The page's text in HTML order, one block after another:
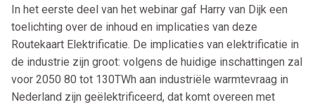
In het eerste deel van het webinar gaf Harry van Dijk een
toelichting over de inhoud en implicaties van deze
Routekaart Elektrificatie. De implicaties van elektrificatie in
de industrie zijn groot: volgens de huidige inschattingen zal
voor 2050 80 tot 130TWh aan industriële warmtevraag in
Nederland zijn geëlektrificeerd, dat komt overeen met